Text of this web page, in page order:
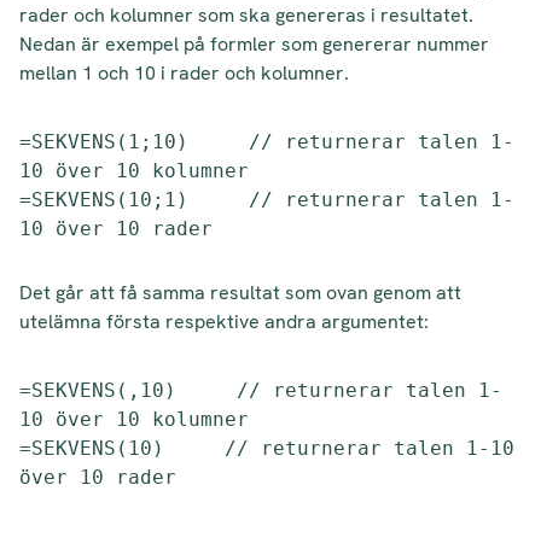
rader och kolumner som ska genereras i resultatet.
Nedan är exempel på formler som genererar nummer
mellan 1 och 10 i rader och kolumner.
=SEKVENS(1;10)     // returnerar talen 1-
10 över 10 kolumner
=SEKVENS(10;1)     // returnerar talen 1-
10 över 10 rader
Det går att få samma resultat som ovan genom att
utelämna första respektive andra argumentet:
=SEKVENS(,10)     // returnerar talen 1-
10 över 10 kolumner
=SEKVENS(10)     // returnerar talen 1-10
över 10 rader